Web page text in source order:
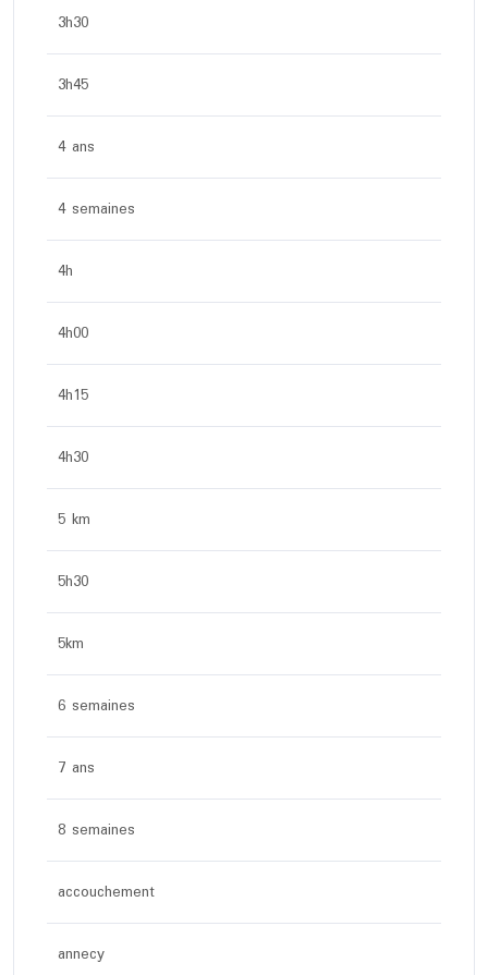
3h30
3h45
4 ans
4 semaines
4h
4h00
4h15
4h30
5 km
5h30
5km
6 semaines
7 ans
8 semaines
accouchement
annecy